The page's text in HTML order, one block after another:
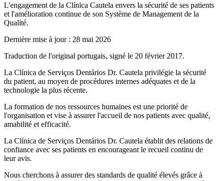
L'engagement de la Clínica Cautela envers la sécurité de ses patients
et l'amélioration continue de son Système de Management de la
Qualité.
Dernière mise à jour : 28 mai 2026
Traduction de l'original portugais, signé le 20 février 2017.
La Clínica de Serviços Dentários Dr. Cautela privilégie la sécurité
du patient, au moyen de procédures internes adéquates et de la
technologie la plus récente.
La formation de nos ressources humaines est une priorité de
l'organisation et vise à assurer l'accueil de nos patients avec qualité,
amabilité et efficacité.
La Clínica de Serviços Dentários Dr. Cautela établit des relations de
confiance avec ses patients en encourageant le recueil continu de
leur avis.
Nous cherchons à assurer des standards de qualité élevés grâce à